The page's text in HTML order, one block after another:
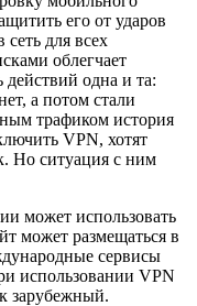
его от ударов
для всех
облегчает
действий одна и та:
а потом стали
трафиком история
VPN, хотят
Но ситуация с ним
может использовать
может размещаться в
сервисы
использовании VPN
зарубежный.